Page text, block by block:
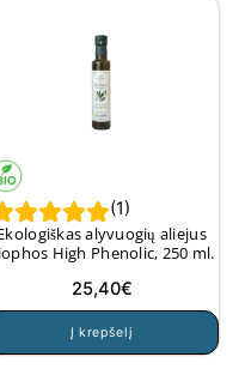
(1)
alyvuogių aliejus
High Phenolic, 250 ml.
25,40€
Į krepšelį